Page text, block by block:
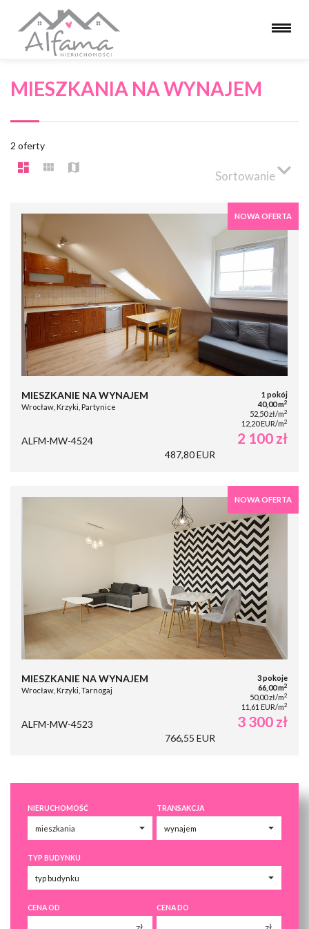
MIESZKANIA NA WYNAJEM
2 oferty
Sortowanie
NOWA OFERTA
MIESZKANIE NA WYNAJEM
Wrocław, Krzyki, Partynice
1 pokój
40,00 m2
52,50 zł/m2
12,20 EUR/m2
ALFM-MW-4524 2 100 zł
487,80 EUR
NOWA OFERTA
MIESZKANIE NA WYNAJEM
Wrocław, Krzyki, Tarnogaj
3 pokoje
66,00 m2
50,00 zł/m2
11,61 EUR/m2
ALFM-MW-4523 3 300 zł
766,55 EUR
NIERUCHOMOŚĆ TRANSAKCJA
TYP BUDYNKU
CENA OD CENA DO